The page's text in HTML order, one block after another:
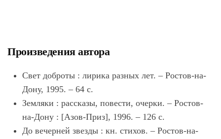
Произведения автора
Свет доброты : лирика разных лет. – Ростов-на-
Дону, 1995. – 64 с.
Земляки : рассказы, повести, очерки. – Ростов-
на-Дону : [Азов-Приз], 1996. – 126 с.
До вечерней звезды : кн. стихов. – Ростов-на-